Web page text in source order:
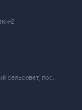
2
сельсовет, пос.